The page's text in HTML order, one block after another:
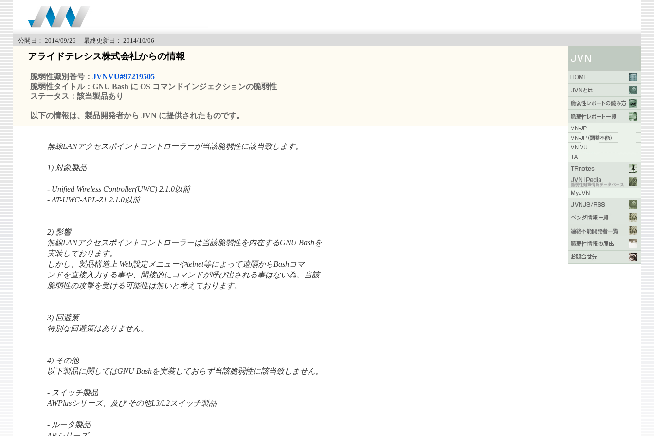
公開日： 2014/09/26 最終更新日： 2014/10/06
アライドテレシス株式会社からの情報
脆弱性識別番号： JVNVU#97219505
脆弱性タイトル：GNU Bash に OS コマンドインジェクションの脆弱性
ステータス：該当製品あり
以下の情報は、製品開発者から JVN に提供されたものです。
無線LANアクセスポイントコントローラーが当該脆弱性に該当致します。
1) 対象製品
- Unified Wireless Controller(UWC) 2.1.0以前
- AT-UWC-APL-Z1 2.1.0以前
2) 影響
無線LANアクセスポイントコントローラーは当該脆弱性を内在するGNU Bashを
実装しております。
しかし、製品構造上 Web設定メニューやtelnet等によって遠隔からBashコマ
ンドを直接入力する事や、間接的にコマンドが呼び出される事はない為、当該
脆弱性の攻撃を受ける可能性は無いと考えております。
3) 回避策
特別な回避策はありません。
4) その他
以下製品に関してはGNU Bashを実装しておらず当該脆弱性に該当致しません。
- スイッチ製品
AWPlusシリーズ、及び その他L3/L2スイッチ製品
- ルータ製品